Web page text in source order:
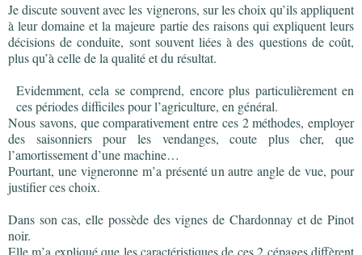
Je discute souvent avec les vignerons, sur les choix qu’ils appliquent
à leur domaine et la majeure partie des raisons qui expliquent leurs
décisions de conduite, sont souvent liées à des questions de coût,
plus qu’à celle de la qualité et du résultat.
Evidemment, cela se comprend, encore plus particulièrement en
ces périodes difficiles pour l’agriculture, en général.
Nous savons, que comparativement entre ces 2 méthodes, employer
des saisonniers pour les vendanges, coute plus cher, que
l’amortissement d’une machine…
Pourtant, une vigneronne m’a présenté un autre angle de vue, pour
justifier ces choix.
Dans son cas, elle possède des vignes de Chardonnay et de Pinot
noir.
Elle m’a expliqué que les caractéristiques de ces 2 cépages diffèrent